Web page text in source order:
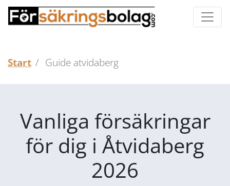
Start Guide atvidaberg
Vanliga försäkringar
för dig i Åtvidaberg
2026